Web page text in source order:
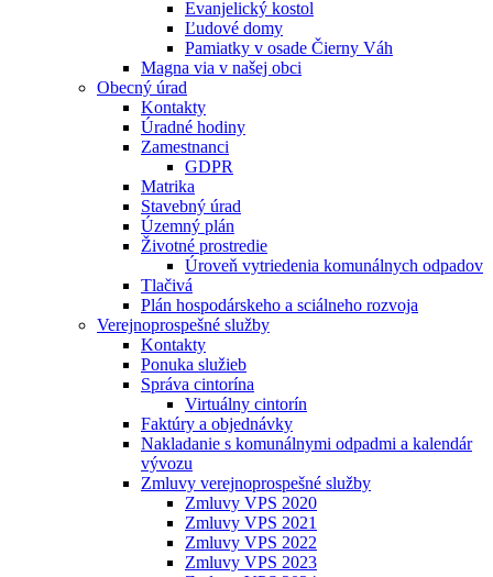
Evanjelický kostol
Ľudové domy
Pamiatky v osade Čierny Váh
Magna via v našej obci
Obecný úrad
Kontakty
Úradné hodiny
Zamestnanci
GDPR
Matrika
Stavebný úrad
Územný plán
Životné prostredie
Úroveň vytriedenia komunálnych odpadov
Tlačivá
Plán hospodárskeho a sciálneho rozvoja
Verejnoprospešné služby
Kontakty
Ponuka služieb
Správa cintorína
Virtuálny cintorín
Faktúry a objednávky
Nakladanie s komunálnymi odpadmi a kalendár
vývozu
Zmluvy verejnoprospešné služby
Zmluvy VPS 2020
Zmluvy VPS 2021
Zmluvy VPS 2022
Zmluvy VPS 2023